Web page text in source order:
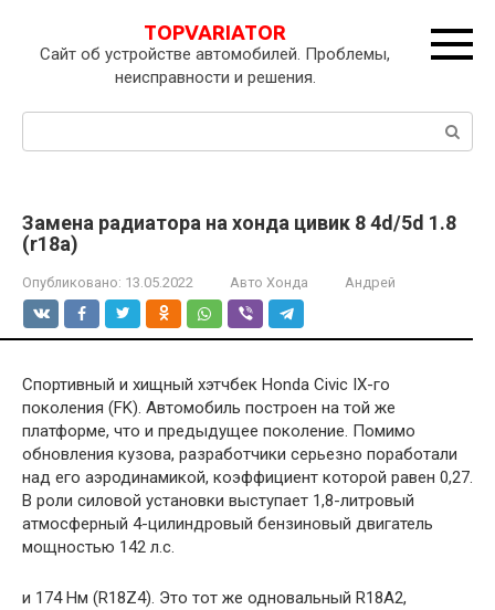
контенту
TOPVARIATOR
Сайт об устройстве автомобилей. Проблемы,
неисправности и решения.
Поиск:
Замена радиатора на хонда цивик 8 4d/5d 1.8
(r18a)
Опубликовано: 13.05.2022 Авто Хонда Андрей
Спортивный и хищный хэтчбек Honda Civic IX-го
поколения (FK). Автомобиль построен на той же
платформе, что и предыдущее поколение. Помимо
обновления кузова, разработчики серьезно поработали
над его аэродинамикой, коэффициент которой равен 0,27.
В роли силовой установки выступает 1,8-литровый
атмосферный 4-цилиндровый бензиновый двигатель
мощностью 142 л.с.
и 174 Нм (R18Z4). Это тот же одновальный R18A2,